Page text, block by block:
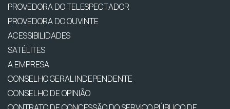
PROVEDORA DO TELESPECTADOR
PROVEDORA DO OUVINTE
ACESSIBILIDADES
SATÉLITES
A EMPRESA
CONSELHO GERAL INDEPENDENTE
CONSELHO DE OPINIÃO